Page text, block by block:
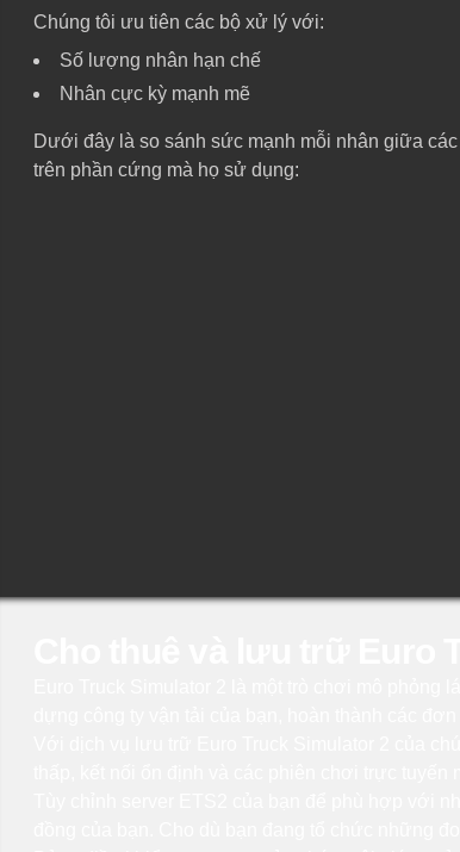
Chúng tôi ưu tiên các bộ xử lý với:
Số lượng nhân hạn chế
Nhân cực kỳ mạnh mẽ
Dưới đây là so sánh sức mạnh mỗi nhân giữa
trên phần cứng mà họ sử dụng: